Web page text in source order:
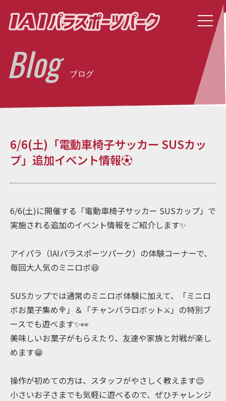
Blog ブログ
6/6(土)「電動車椅子サッカー SUSカッ
プ」追加イベント情報⚽
6/6(土)に開催する「電動車椅子サッカー SUSカップ」で
実施される追加のイベント情報をご紹介します✨
アイパラ（IAIパラスポーツパーク）の体験コーナーで、
毎回大人気のミニロボ😆
SUSカップでは通常のミニロボ体験に加えて、「ミニロ
ボお菓子集め🍭」＆「チャンバラロボット⚔️」の特別ブ
ースでも遊べます✨️👀
美味しいお菓子がもらえたり、友達や家族と対戦が楽し
めます😁
操作が初めての方は、スタッフがやさしく教えます😌
小さいお子さまでも気軽に遊べるので、ぜひチャレンジ